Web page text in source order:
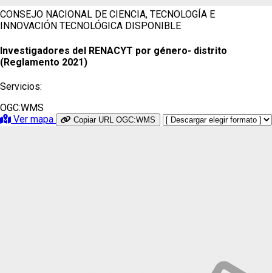
CONSEJO NACIONAL DE CIENCIA, TECNOLOGÍA E
INNOVACIÓN TECNOLÓGICA DISPONIBLE
Investigadores del RENACYT por género- distrito
(Reglamento 2021)
Servicios:
OGC:WMS
Ver mapa
Copiar URL OGC:WMS